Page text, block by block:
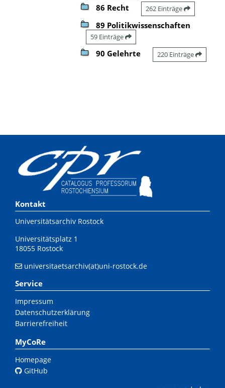
86 Recht 262 Einträge
89 Politikwissenschaften
59 Einträge
90 Gelehrte 220 Einträge
Kontakt
Universitätsarchiv Rostock
Universitätsplatz 1
18055 Rostock
universitaetsarchiv(at)uni-rostock.de
Service
Impressum
Datenschutzerklärung
Barrierefreiheit
MyCoRe
Homepage
GitHub